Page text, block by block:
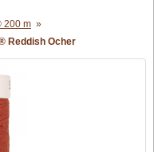
200 m »
Reddish Ocher